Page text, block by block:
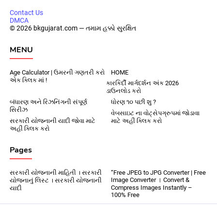
Contact Us
DMCA
© 2026 bkgujarat.com — તમામ હક્કો સુરક્ષિત
MENU
Age Calculator | ઉમરની ગણતરી કરો
એક ક્લિક માં !
HOME
કારકિર્દી માર્ગદર્શન અંક 2026
ડાઉનલોડ કરો
ધોરણ ૧૦ પછી શુ ?
બંધારણ અને રિઝનિંગની સંપૂર્ણ
સિરીઝ
વેબસાઇટ ના વોટ્સેપગ્રુપમાં જોડાવા
માટે અહીં ક્લિક કરો
સરકારી યોજનાની યાદી જોવા માટે
અહીં ક્લિક કરો
Pages
સરકારી યોજનાની માહિતી । સરકારી
યોજનાનું લિસ્ટ । સરકારી યોજનાની
યાદી
“Free JPEG to JPG Converter | Free
Image Converter । Convert &
Compress Images Instantly –
100% Free